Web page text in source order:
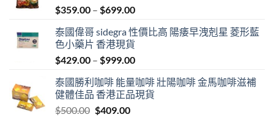
$359.00 – $699.00Price
$359.00
$699.00
泰國偉哥 sidegra 性價比高 陽痿早洩剋星 菱形藍
色小藥片 香港現貨
$429.00 – $999.00Price
$429.00
through
泰國勝利咖啡 能量咖啡 壯陽咖啡 金馬咖啡滋補
健體佳品 香港正品現貨
$500.00 Original
$409.00Current